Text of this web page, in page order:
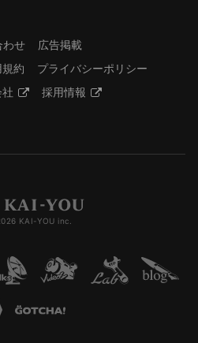
わせ
広告掲載
約
プライバシーポリシー
採用情報
KAI-YOU inc.